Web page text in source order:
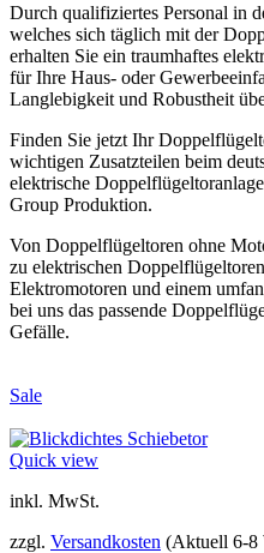
Durch qualifiziertes Personal in
welches sich täglich mit der
erhalten Sie ein traumhaftes
für Ihre Haus- oder
Langlebigkeit und Robustheit
Finden Sie jetzt Ihr
wichtigen Zusatzteilen beim
elektrische
Group Produktion.
Von Doppelflügeltoren ohne
zu elektrischen
Elektromotoren und einem
bei uns das passende
Gefälle.
Sale
Quick view
inkl. MwSt.
zzgl. Versandkosten (Aktuell 6-8